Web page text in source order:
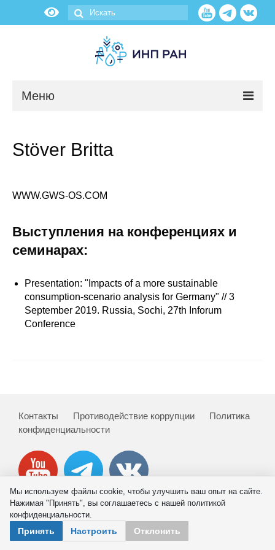
Меню
Администрация
Сотрудники
Отчетность
Научная жизнь
Издания
О журнале
Номера журналов
Stöver Britta
WWW.GWS-OS.COM
Выступления на конференциях и
семинарах:
Presentation: "Impacts of a more sustainable
consumption-scenario analysis for Germany" // 3
September 2019. Russia, Sochi, 27th Inforum
Conference
Контакты Противодействие коррупции
Политика
конфиденциальности
© 2026 ИНП РАН
Мы используем файлы cookie, чтобы улучшить ваш опыт на сайте.
Нажимая "Принять", вы соглашаетесь с нашей политикой
конфиденциальности.
Принять Настроить Отклонить